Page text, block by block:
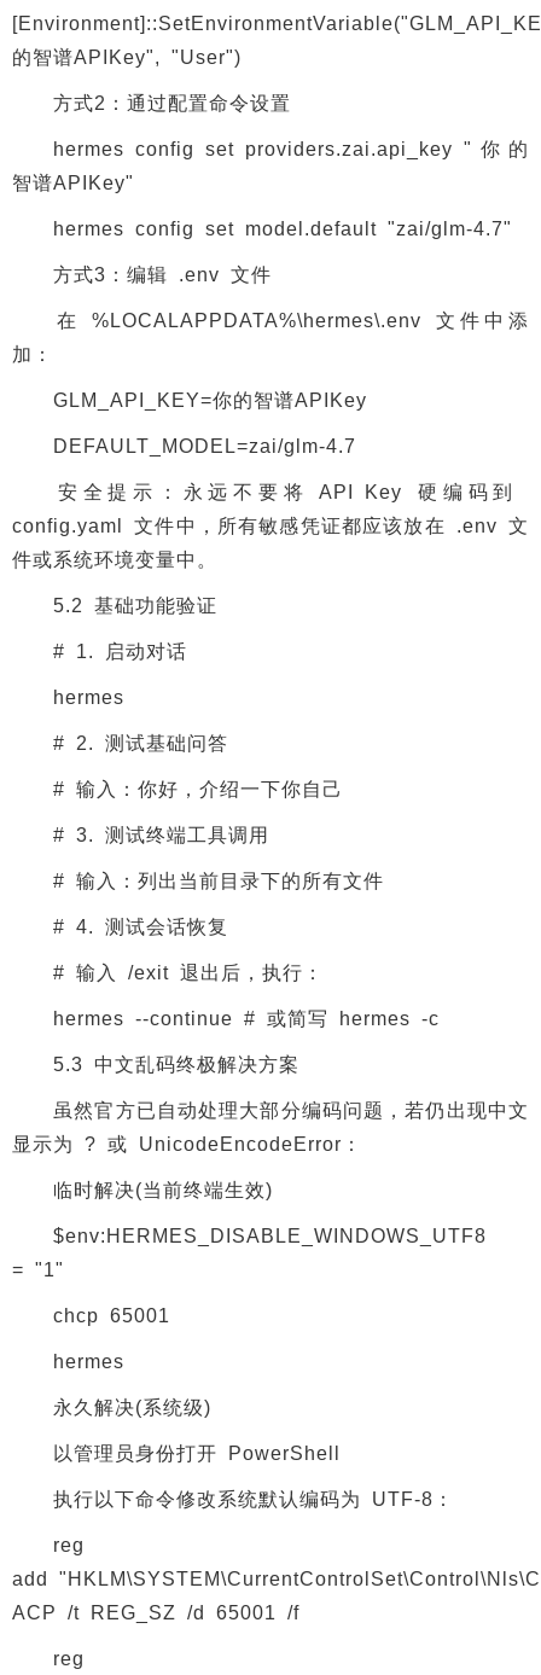
的智谱APIKey", "User")
方式2：通过配置命令设置
hermes config set providers.zai.api_key "你的
智谱APIKey"
hermes config set model.default "zai/glm-4.7"
方式3：编辑 .env 文件
在 %LOCALAPPDATA%\hermes\.env 文件中添
加：
GLM_API_KEY=你的智谱APIKey
DEFAULT_MODEL=zai/glm-4.7
安全提示：永远不要将 API Key 硬编码到
config.yaml 文件中，所有敏感凭证都应该放在 .env 文
件或系统环境变量中。
5.2 基础功能验证
# 1. 启动对话
hermes
# 2. 测试基础问答
# 输入：你好，介绍一下你自己
# 3. 测试终端工具调用
# 输入：列出当前目录下的所有文件
# 4. 测试会话恢复
# 输入 /exit 退出后，执行：
hermes --continue # 或简写 hermes -c
5.3 中文乱码终极解决方案
虽然官方已自动处理大部分编码问题，若仍出现中文
显示为 ? 或 UnicodeEncodeError：
临时解决(当前终端生效)
$env:HERMES_DISABLE_WINDOWS_UTF8
= "1"
chcp 65001
hermes
永久解决(系统级)
以管理员身份打开 PowerShell
执行以下命令修改系统默认编码为 UTF-8：
reg
add
ACP /t REG_SZ /d 65001 /f
reg